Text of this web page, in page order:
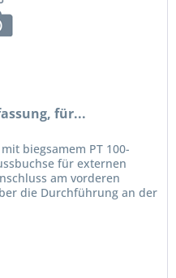
für...
biegsamem PT 100-
für externen
am vorderen
die Durchführung an der